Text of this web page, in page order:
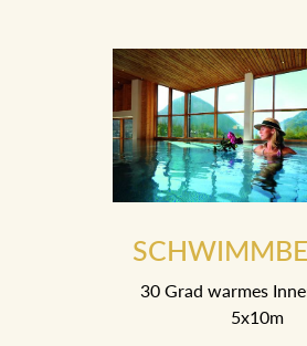
30 Grad warmes
5x10m